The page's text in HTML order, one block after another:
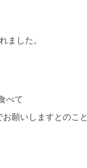
ました。
べて
願いしますとのこと